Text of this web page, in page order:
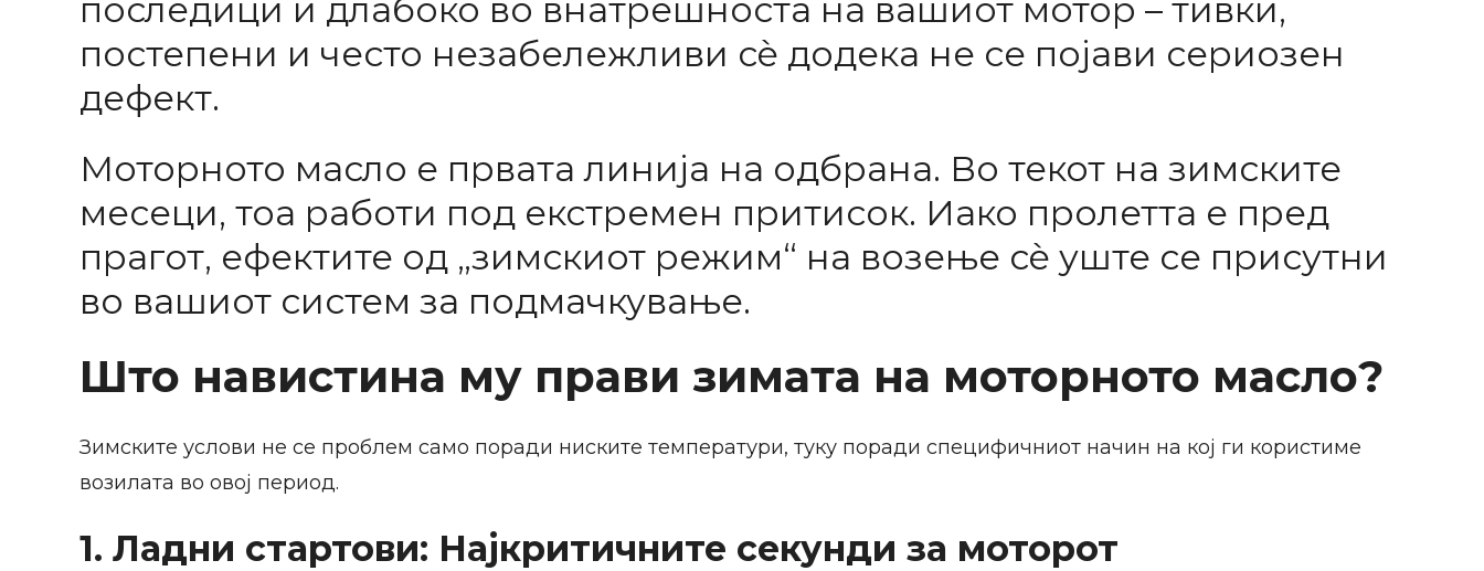
последици и длабоко во внатрешноста на вашиот мотор – тивки,
постепени и често незабележливи сè додека не се појави сериозен
дефект.
Моторното масло е првата линија на одбрана. Во текот на зимските
месеци, тоа работи под екстремен притисок. Иако пролетта е пред
прагот, ефектите од „зимскиот режим“ на возење сè уште се присутни
во вашиот систем за подмачкување.
Што навистина му прави зимата на моторното масло?
Зимските услови не се проблем само поради ниските температури, туку поради специфичниот начин на кој ги користиме
возилата во овој период.
1. Ладни стартови: Најкритичните секунди за моторот